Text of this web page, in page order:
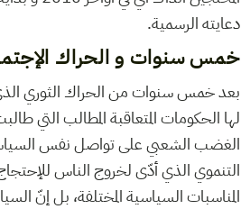
دعايته الرسمية.
خمس سنوات و الحراك
بعد خمس سنوات من الحراك الثوري الذي
لها الحكومات المتعاقبة المطالب التي
الغضب الشعبي على تواصل نفس
المناسبات السياسية المختلفة، بل إنّ